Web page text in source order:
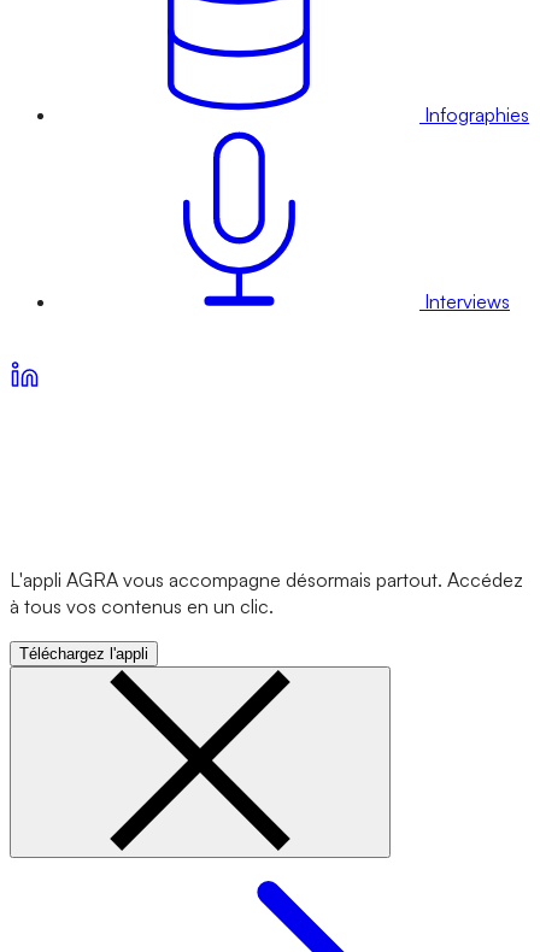
Infographies
Interviews
L'appli AGRA vous accompagne désormais partout. Accédez
à tous vos contenus en un clic.
Téléchargez l'appli